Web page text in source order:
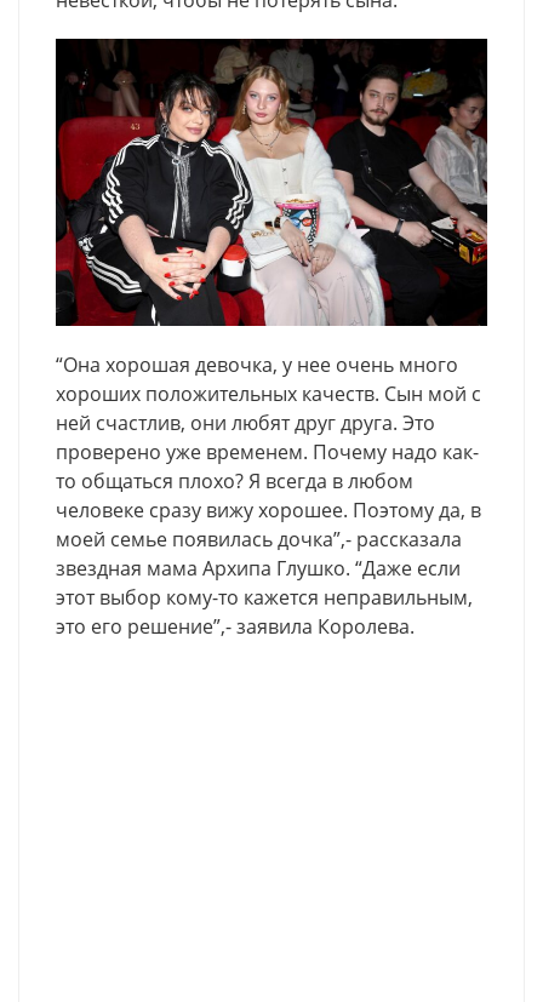
“Она хорошая девочка, у нее очень много
хороших положительных качеств. Сын мой с
ней счастлив, они любят друг друга. Это
проверено уже временем. Почему надо как-
то общаться плохо? Я всегда в любом
человеке сразу вижу хорошее. Поэтому да, в
моей семье появилась дочка”,- рассказала
звездная мама Архипа Глушко. “Даже если
этот выбор кому-то кажется неправильным,
это его решение”,- заявила Королева.